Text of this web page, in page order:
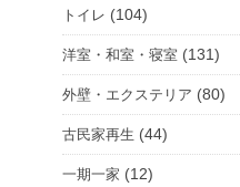
トイレ (104)
洋室・和室・寝室 (131)
外壁・エクステリア (80)
古民家再生 (44)
一期一家 (12)